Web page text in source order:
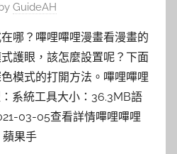
GuideAH
哪？嗶哩嗶哩漫畫看漫畫的
護眼，該怎麼設置呢？下面
模式的打開方法。嗶哩嗶哩
系統工具大小：36.3MB語
03-05查看詳情嗶哩嗶哩
果手